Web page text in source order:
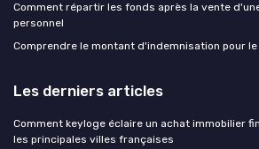
Comment répartir les fonds après la vente
personnel
Comprendre le montant d'indemnisation pour
Les derniers articles
Comment keyloge éclaire un achat immobilier
les principales villes françaises